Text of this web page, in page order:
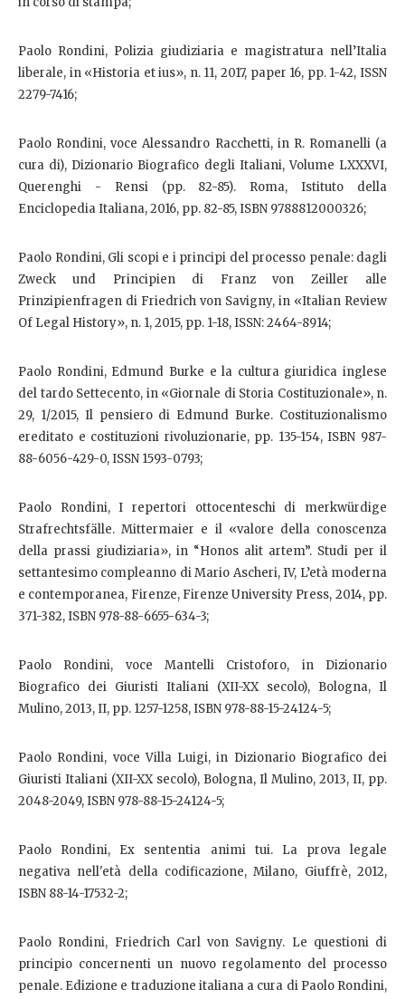
Paolo Rondini, Polizia giudiziaria e magistratura nell’Italia
liberale, in «Historia et ius», n. 11, 2017, paper 16, pp. 1-42, ISSN
2279-7416;
Paolo Rondini, voce Alessandro Racchetti, in R. Romanelli (a
cura di), Dizionario Biografico degli Italiani, Volume LXXXVI,
Querenghi - Rensi (pp. 82-85). Roma, Istituto della
Enciclopedia Italiana, 2016, pp. 82-85, ISBN 9788812000326;
Paolo Rondini, Gli scopi e i principi del processo penale: dagli
Zweck und Principien di Franz von Zeiller alle
Prinzipienfragen di Friedrich von Savigny, in «Italian Review
Of Legal History», n. 1, 2015, pp. 1-18, ISSN: 2464-8914;
Paolo Rondini, Edmund Burke e la cultura giuridica inglese
del tardo Settecento, in «Giornale di Storia Costituzionale», n.
29, 1/2015, Il pensiero di Edmund Burke. Costituzionalismo
ereditato e costituzioni rivoluzionarie, pp. 135-154, ISBN 987-
88-6056-429-0, ISSN 1593-0793;
Paolo Rondini, I repertori ottocenteschi di merkwürdige
Strafrechtsfälle. Mittermaier e il «valore della conoscenza
della prassi giudiziaria», in “Honos alit artem”. Studi per il
settantesimo compleanno di Mario Ascheri, IV, L’età moderna
e contemporanea, Firenze, Firenze University Press, 2014, pp.
371-382, ISBN 978-88-6655-634-3;
Paolo Rondini, voce Mantelli Cristoforo, in Dizionario
Biografico dei Giuristi Italiani (XII-XX secolo), Bologna, Il
Mulino, 2013, II, pp. 1257-1258, ISBN 978-88-15-24124-5;
Paolo Rondini, voce Villa Luigi, in Dizionario Biografico dei
Giuristi Italiani (XII-XX secolo), Bologna, Il Mulino, 2013, II, pp.
2048-2049, ISBN 978-88-15-24124-5;
Paolo Rondini, Ex sententia animi tui. La prova legale
negativa nell'età della codificazione, Milano, Giuffrè, 2012,
ISBN 88-14-17532-2;
Paolo Rondini, Friedrich Carl von Savigny. Le questioni di
principio concernenti un nuovo regolamento del processo
penale. Edizione e traduzione italiana a cura di Paolo Rondini,